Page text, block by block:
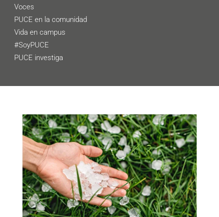
Voces
PUCE en la comunidad
Vida en campus
#SoyPUCE
PUCE investiga